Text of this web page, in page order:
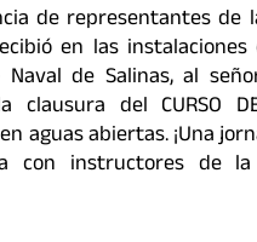
de representantes de
en las instalaciones
Naval de Salinas, al
clausura del CURSO
en aguas abiertas. ¡Una
con instructores de